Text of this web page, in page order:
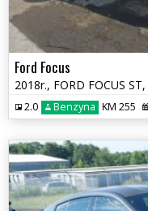
Ford Focus
2.0 Benzyna KM 255